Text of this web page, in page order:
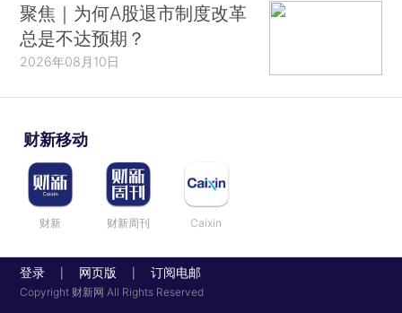
聚焦｜为何A股退市制度改革
总是不达预期？
2026年08月10日
财新移动
财新 财新周刊 Caixin
登录 网页版 订阅电邮
Copyright 财新网 All Rights Reserved